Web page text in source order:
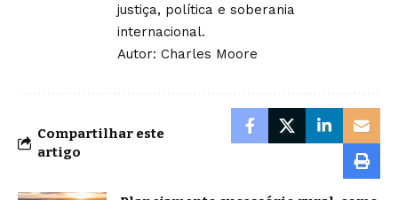
justiça, política e soberania
internacional.
Autor: Charles Moore
Compartilhar este
artigo